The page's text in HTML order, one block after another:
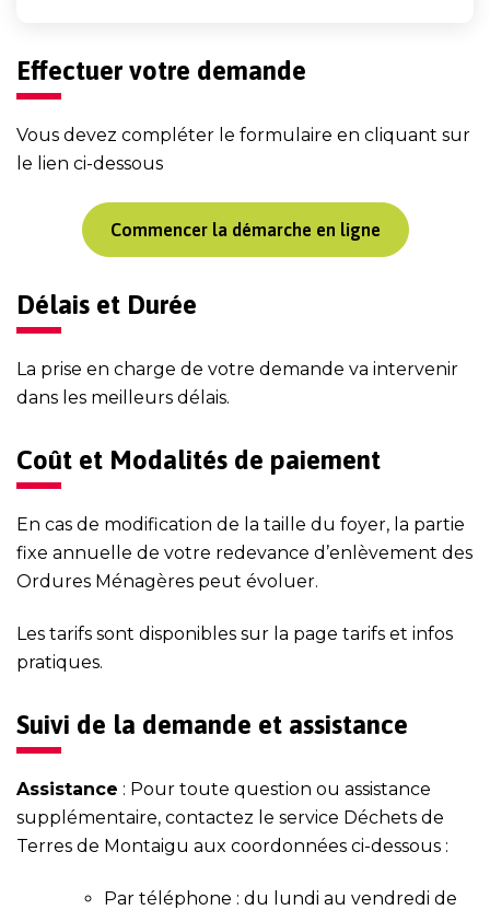
Effectuer votre demande
Vous devez compléter le formulaire en cliquant sur
le lien ci-dessous
Commencer la démarche en ligne
Délais et Durée
La prise en charge de votre demande va intervenir
dans les meilleurs délais.
Coût et Modalités de paiement
En cas de modification de la taille du foyer, la partie
fixe annuelle de votre redevance d’enlèvement des
Ordures Ménagères peut évoluer.
Les tarifs sont disponibles sur la page tarifs et infos
pratiques.
Suivi de la demande et assistance
Assistance : Pour toute question ou assistance
supplémentaire, contactez le service Déchets de
Terres de Montaigu aux coordonnées ci-dessous :
Par téléphone : du lundi au vendredi de